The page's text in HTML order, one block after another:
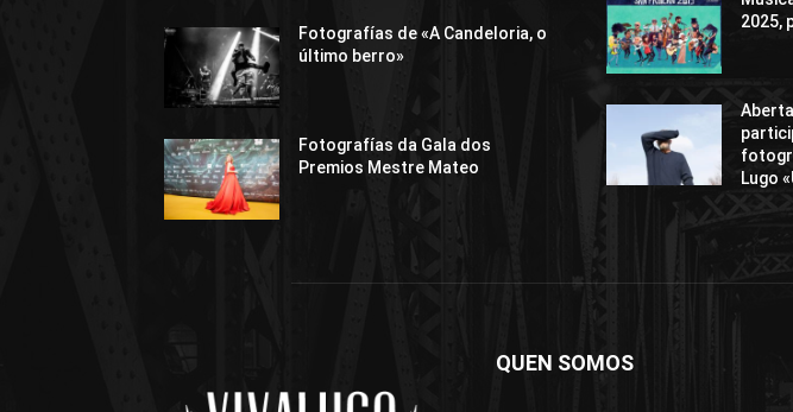
Fotografías de «A Candeloria, o
último berro»
Fotografías da Gala dos
Premios Mestre Mateo
2025,
Lugo
QUEN SOMOS